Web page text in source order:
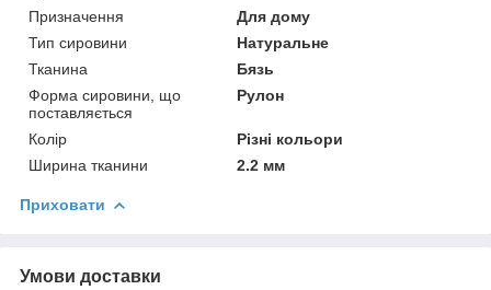
Призначення
Для дому
Тип сировини
Натуральне
Тканина
Бязь
Форма сировини, що
поставляється
Рулон
Колір
Різні кольори
Ширина тканини
2.2 мм
Приховати
Умови доставки